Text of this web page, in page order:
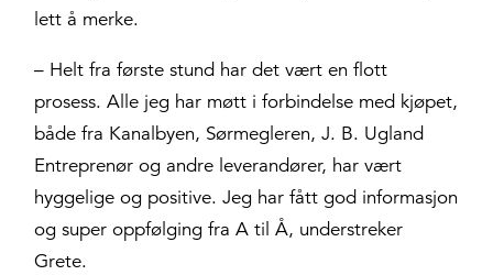
lett å merke.
– Helt fra første stund har det vært en flott
prosess. Alle jeg har møtt i forbindelse med kjøpet,
både fra Kanalbyen, Sørmegleren, J. B. Ugland
Entreprenør og andre leverandører, har vært
hyggelige og positive. Jeg har fått god informasjon
og super oppfølging fra A til Å, understreker
Grete.